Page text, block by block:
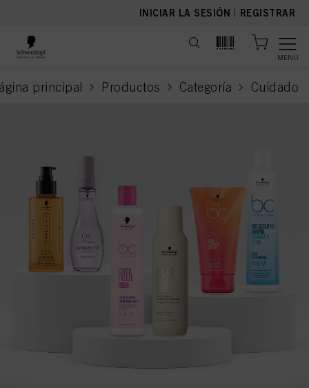
INICIAR LA SESIÓN | REGISTRAR
MENÚ
principal Productos Categoría Cuidado
current